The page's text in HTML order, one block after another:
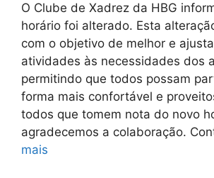
O Clube de Xadrez da HBG
horário foi alterado. Esta
com o objetivo de melhor e
atividades às necessidades dos
permitindo que todos possam
forma mais confortável e
todos que tomem nota do novo
agradecemos a colaboração.
mais